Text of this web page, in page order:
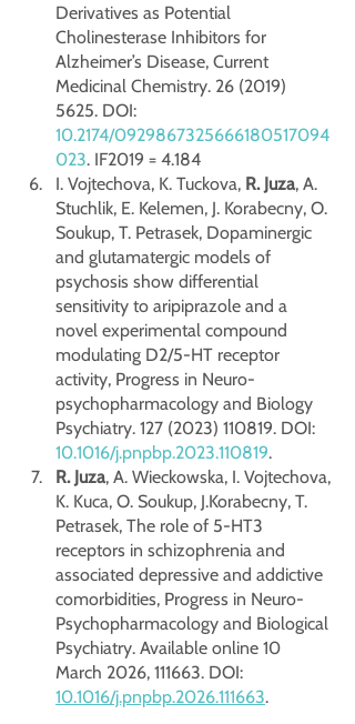
Derivatives as Potential
Cholinesterase Inhibitors for
Alzheimer’s Disease, Current
Medicinal Chemistry. 26 (2019)
5625. DOI:
10.2174/0929867325666180517094
023. IF2019 = 4.184
I. Vojtechova, K. Tuckova, R. Juza, A.
Stuchlik, E. Kelemen, J. Korabecny, O.
Soukup, T. Petrasek, Dopaminergic
and glutamatergic models of
psychosis show differential
sensitivity to aripiprazole and a
novel experimental compound
modulating D2/5-HT receptor
activity, Progress in Neuro-
psychopharmacology and Biology
Psychiatry. 127 (2023) 110819. DOI:
10.1016/j.pnpbp.2023.110819.
R. Juza, A. Wieckowska, I. Vojtechova,
K. Kuca, O. Soukup, J.Korabecny, T.
Petrasek, The role of 5-HT3
receptors in schizophrenia and
associated depressive and addictive
comorbidities, Progress in Neuro-
Psychopharmacology and Biological
Psychiatry. Available online 10
March 2026, 111663. DOI:
10.1016/j.pnpbp.2026.111663.